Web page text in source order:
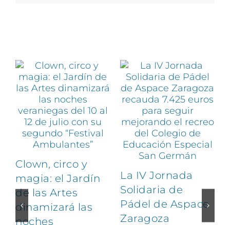
Clown, circo y
magia: el Jardín
de las Artes
dinamizará las
noches
La IV Jornada
Solidaria de
Pádel de Aspace
Zaragoza